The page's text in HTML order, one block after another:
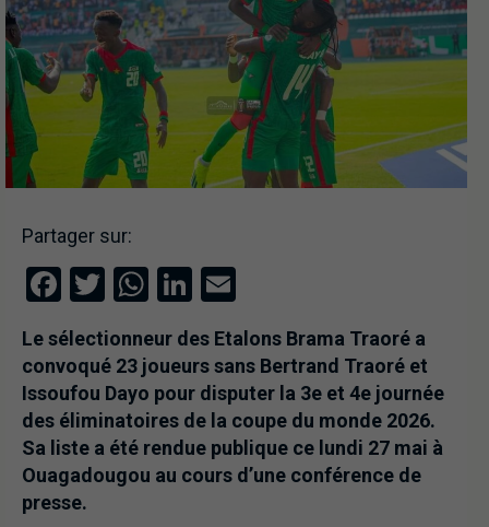
Partager sur:
Facebook
Twitter
WhatsApp
LinkedIn
Le sélectionneur des Etalons Brama Traoré a
convoqué 23 joueurs sans Bertrand Traoré et
Issoufou Dayo pour disputer la 3e et 4e journée
des éliminatoires de la coupe du monde 2026.
Sa liste a été rendue publique ce lundi 27 mai à
Ouagadougou au cours d’une conférence de
presse.